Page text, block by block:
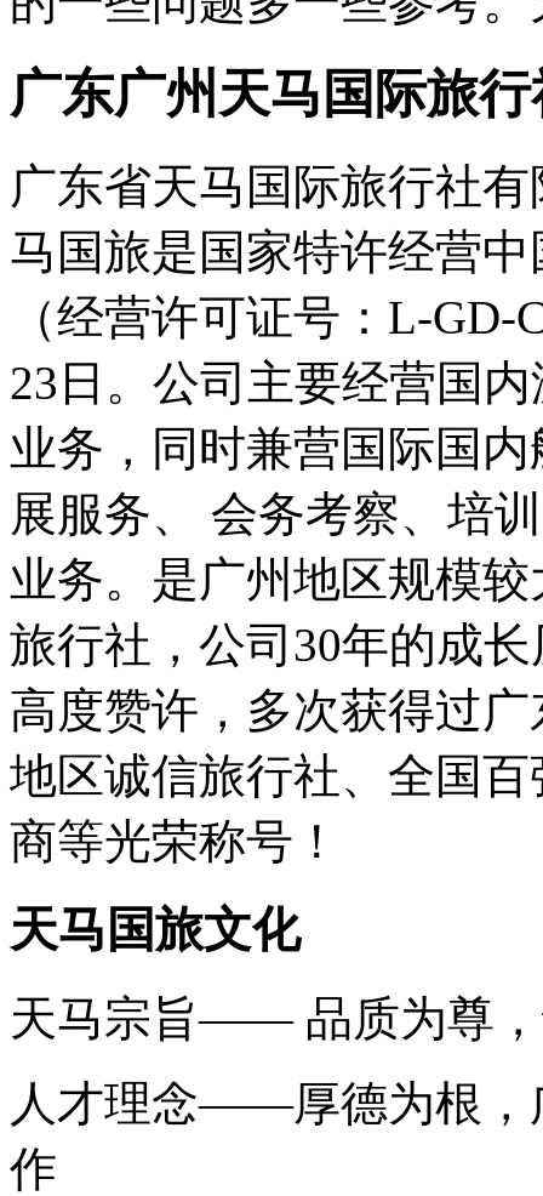
广东广州天马国际旅
广东省天马国际旅行社
马国旅是国家特许经营
（经营许可证号：L-GD-
23日。公司主要经营国
业务，同时兼营国际国
展服务、 会务考察、培
业务。是广州地区规模
旅行社，公司30年的成
高度赞许，多次获得过
地区诚信旅行社、全国
商等光荣称号！
天马国旅文化
天马宗旨—— 品质为尊
人才理念——厚德为根，
作